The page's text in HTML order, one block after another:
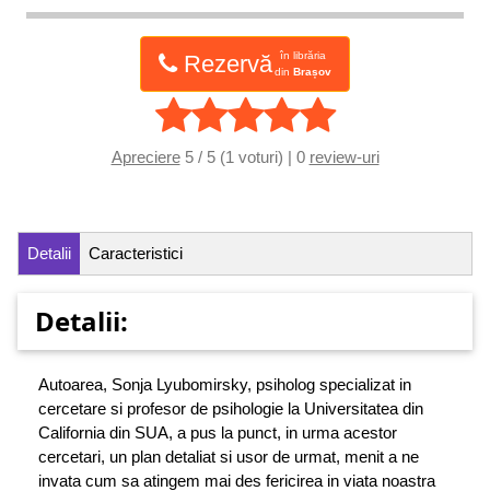
Rezervă
în librăria
din Brașov
Apreciere5 / 5 (1 voturi) | 0 review-uri
Detalii Caracteristici
Detalii:
Autoarea, Sonja Lyubomirsky, psiholog specializat in
cercetare si profesor de psihologie la Universitatea din
California din SUA, a pus la punct, in urma acestor
cercetari, un plan detaliat si usor de urmat, menit a ne
invata cum sa atingem mai des fericirea in viata noastra